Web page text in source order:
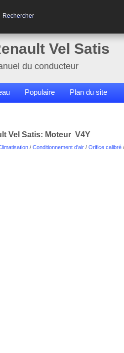
Rechercher
Vel Satis
du conducteur
Populaire Plan du site
Vel Satis: Moteur V4Y
/ Conditionnement d'air / Orifice calibré /